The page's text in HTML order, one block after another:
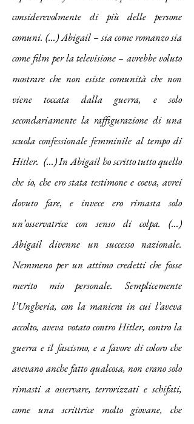
considerevolmente di più delle persone
comuni. (...)Abigail – sia come romanzo sia
come film per la televisione – avrebbe voluto
mostrare che non esiste comunità che non
viene toccata dalla guerra, e solo
secondariamente la raffigurazione di una
scuola confessionale femminile al tempo di
Hitler. (...) InAbigailho scritto tutto quello
che io, che ero stata testimone e coeva, avrei
dovuto fare, e invece ero rimasta solo
un’osservatrice con senso di colpa. (...)
Abigail divenne un successo nazionale.
Nemmeno per un attimo credetti che fosse
merito mio personale. Semplicemente
l’Ungheria, con la maniera in cui l’aveva
accolto, aveva votato contro Hitler, contro la
guerra e il fascismo, e a favore di coloro che
avevano anche fatto qualcosa, non erano solo
rimasti a osservare, terrorizzati e schifati,
come una scrittrice molto giovane, che